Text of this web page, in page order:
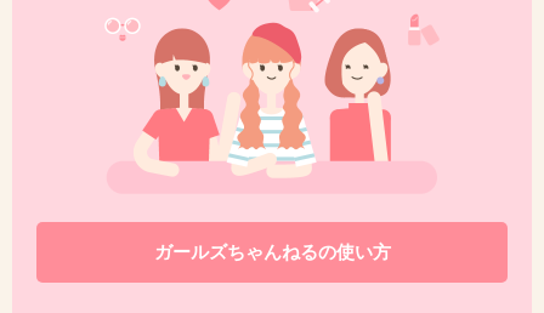
恋愛は努力の方法を間違えると逆効果になるので、恋愛心
理の本などを読むのをオススメします。
私はそれで一度フラれた相手と結婚までこぎつけました。
+8
最近ありました！娘の漢字テストを、冬休みの宿題で、休
み明けにするんですが、毎回何回も再テストしてるので、
ガールズちゃんねるの使い方